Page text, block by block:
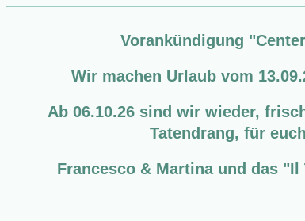
Vorankündigung
Wir machen Urlaub vom
Ab 06.10.26 sind wir wieder,
Tatendrang, für
Francesco & Martina und das "Il